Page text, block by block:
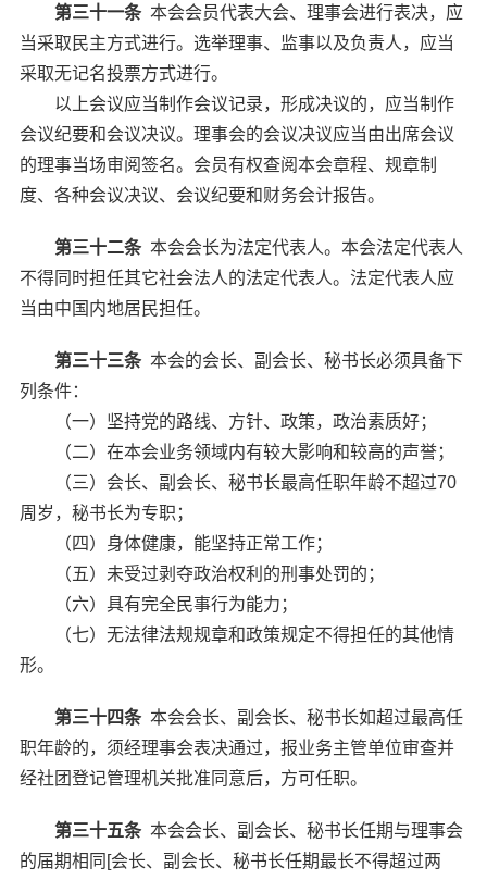
第三十一条本会会员代表大会、理事会进行表决，应
当采取民主方式进行。选举理事、监事以及负责人，应当
采取无记名投票方式进行。
以上会议应当制作会议记录，形成决议的，应当制作
会议纪要和会议决议。理事会的会议决议应当由出席会议
的理事当场审阅签名。会员有权查阅本会章程、规章制
度、各种会议决议、会议纪要和财务会计报告。
第三十二条本会会长为法定代表人。本会法定代表人
不得同时担任其它社会法人的法定代表人。法定代表人应
当由中国内地居民担任。
第三十三条本会的会长、副会长、秘书长必须具备下
列条件：
（一）坚持党的路线、方针、政策，政治素质好；
（二）在本会业务领域内有较大影响和较高的声誉；
（三）会长、副会长、秘书长最高任职年龄不超过70
周岁，秘书长为专职；
（四）身体健康，能坚持正常工作；
（五）未受过剥夺政治权利的刑事处罚的；
（六）具有完全民事行为能力；
（七）无法律法规规章和政策规定不得担任的其他情
形。
第三十四条本会会长、副会长、秘书长如超过最高任
职年龄的，须经理事会表决通过，报业务主管单位审查并
经社团登记管理机关批准同意后，方可任职。
第三十五条本会会长、副会长、秘书长任期与理事会
的届期相同[会长、副会长、秘书长任期最长不得超过两